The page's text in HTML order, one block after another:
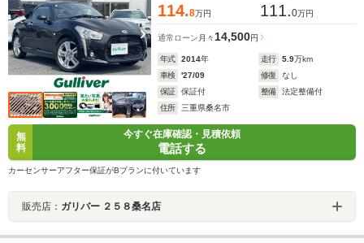
114.8万円 111.0万円
通常ローン 月々 14,500円
年式 2014年 走行 5.9万km
車検
'27/09 修復
なし
保証
保証付 整備
法定整備付
住所
三重県桑名市
無
料
今すぐ在庫確認・見積依頼
電話する
カーセンサーアフター保証がBプランに付いています
販売店： ガリバー ２５８桑名店